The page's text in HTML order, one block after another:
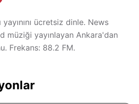
ücretsiz dinle. News
müziği yayınlayan Ankara'dan
Frekans: 88.2 FM.